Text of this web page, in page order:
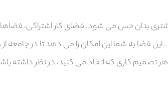
بدان حس می شود. فضای کار اشتراکی،
این فضا به شما این امکان را می دهد تا در جامعه
تصمیم کاری که اتخاذ می کنید، در نظر داشته